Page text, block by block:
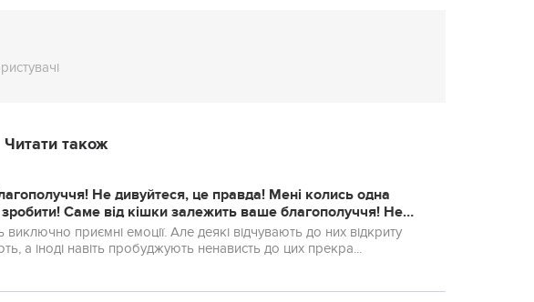
Читати також
Не дивуйтеся, це правда! Мені колись одна
благополуччя! Не
приємні емоції. Але деякі відчувають до них відкриту
а іноді навіть пробуджують ненависть до цих прекра...